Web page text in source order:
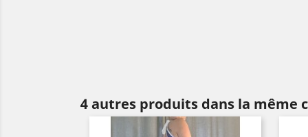
4 autres produits dans la même